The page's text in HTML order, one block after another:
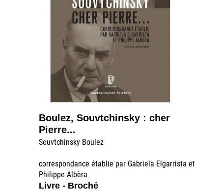
Boulez, Souvtchinsky : cher
Pierre...
Souvtchinsky Boulez
correspondance établie par Gabriela Elgarrista et
Philippe Albèra
Livre - Broché